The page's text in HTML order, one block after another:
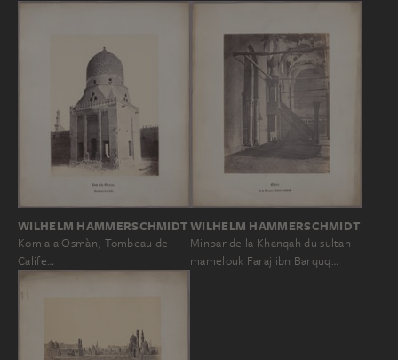
WILHELM HAMMERSCHMIDT
Kom ala Osmàn, Tombeau de
Calife…
WILHELM HAMMERSCHMIDT
Minbar de la Khanqah du sultan
mamelouk Faraj ibn Barquq…